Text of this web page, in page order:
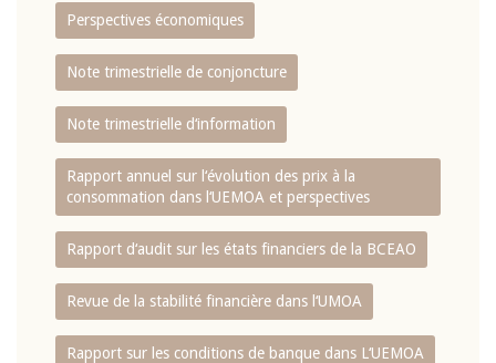
Perspectives économiques
Note trimestrielle de conjoncture
Note trimestrielle d‘information
Rapport annuel sur l‘évolution des prix à la
consommation dans l‘UEMOA et perspectives
Rapport d‘audit sur les états financiers de la BCEAO
Revue de la stabilité financière dans l‘UMOA
Rapport sur les conditions de banque dans L‘UEMOA